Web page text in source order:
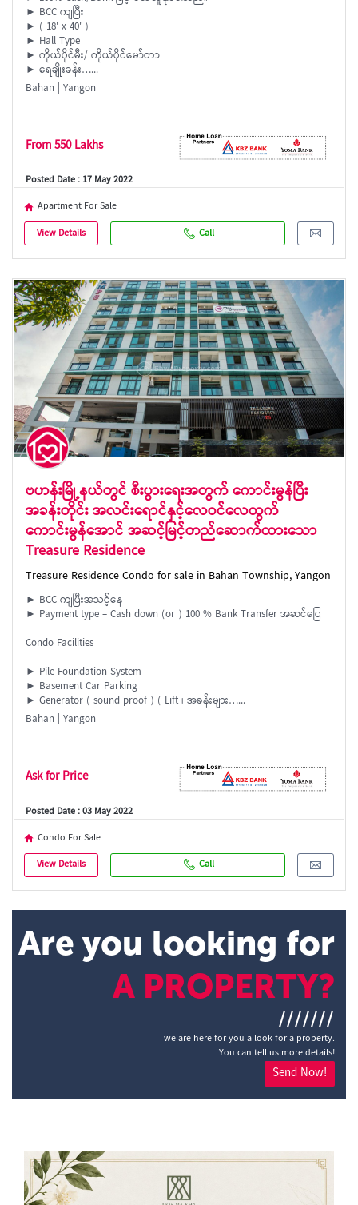
► BCC ကျပြီး
► ( 18' x 40' )
► Hall Type
► ကိုယ်ပိုင်မီး/ ကိုယ်ပိုင်မော်တာ
► ရေချိုးခန်း…...
Bahan | Yangon
From 550 Lakhs
Posted Date : 17 May 2022
Apartment For Sale
View Details
Call
ဗဟန်းမြို့နယ်တွင် စီးပွားရေးအတွက် ကောင်းမွန်ပြီး
အခန်းတိုင်း အလင်းရောင်နှင့်လေဝင်လေထွက်
ကောင်းမွန်အောင် အဆင့်မြင့်တည်ဆောက်ထားသော
Treasure Residence
Treasure Residence Condo for sale in Bahan Township, Yangon
► BCC ကျပြီးအသင့်နေ
► Payment type – Cash down (or ) 100 % Bank Transfer အဆင်ပြေ
Condo Facilities
► Pile Foundation System
► Basement Car Parking
► Generator ( sound proof ) ( Lift ၊ အခန်းများ…...
Bahan | Yangon
Ask for Price
Posted Date : 03 May 2022
Condo For Sale
View Details
Call
Are you looking for
A PROPERTY?
///////
we are here for you a look for a property.
You can tell us more details!
Send Now!